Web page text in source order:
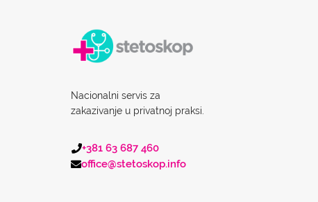
Nacionalni servis za
zakazivanje u privatnoj praksi.
+381 63 687 460
office@stetoskop.info